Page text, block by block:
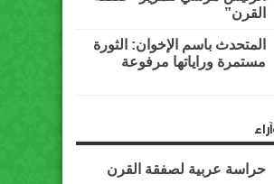
القرن”
المتحدث باسم الإخوان: الثورة
مستمرة وراياتها مرفوعة
حراسة عربية لصفقة القرن